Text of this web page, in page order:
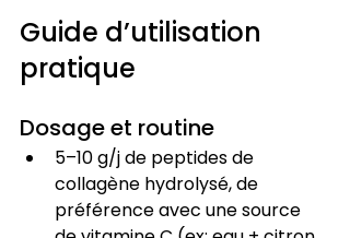
Guide d’utilisation
pratique
Dosage et routine
5–10 g/j de peptides de
collagène hydrolysé, de
préférence avec une source